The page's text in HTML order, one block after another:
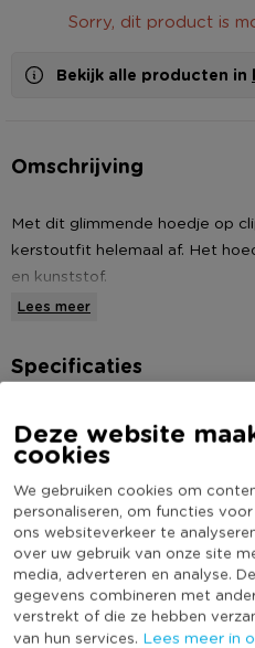
Deze website
cookies
We gebruiken cookies om
personaliseren, om functies
ons websiteverkeer te
over uw gebruik van onze site
media, adverteren en analyse.
gegevens combineren met
verstrekt of die ze hebben
van hun services. Lees meer in
Sorry, dit product is
Bekijk alle producten in
Omschrijving
Met dit glimmende hoedje op
kerstoutfit helemaal af. Het
en kunststof.
* Afmeting hoedje: 14x14x6 cm
* Glimmend groen van kleur
Lees meer
Specificaties
Online Only
Materiaal
Kleur
Duurzaamheidsscore